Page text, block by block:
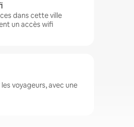
dans cette ville
un accès wifi
voyageurs, avec une